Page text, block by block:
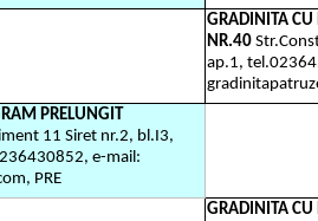
GRADINITA
NR.40
ap.1,
PRELUNGIT
11 Siret nr.2, bl.I3,
e-mail:
PRE
GRADINITA